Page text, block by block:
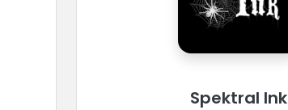
Spektral Ink